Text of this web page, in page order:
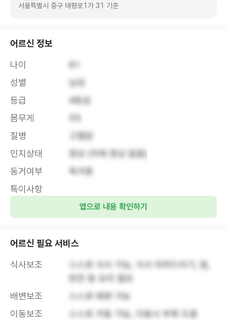
서울특별시 중구 태평로1가 31 기준
어르신 정보
나이
성별
남성
등급
4등급
몸무게
질병
고혈압
인지상태
정상 (치매 증상 없음)
동거여부
독거중
특이사항
앱으로 내용 확인하기
어르신 필요 서비스
식사보조
스스로 식사 가능, 식사 차려드리기, 밥,
반찬 등 요리 필요
배변보조
스스로 배변 가능
이동보조
스스로 거동 가능, 이동시 부축 도움